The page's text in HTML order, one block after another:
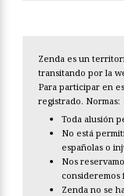
Zenda es un
transitando por la
Para participar en
registrado. Normas:
Toda alusión
No está
españolas o
Nos
consideremos
Zenda no se